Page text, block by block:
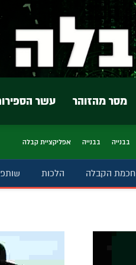
עשר מסר מהזוהר
בבנייה בבנייה אפליקציית קבלה
חכמת הקבלה הלכות